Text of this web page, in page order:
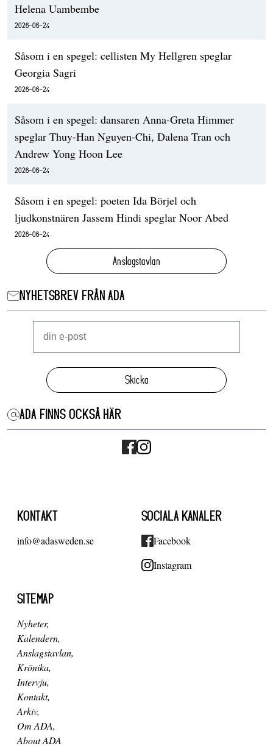
Helena Uambembe
2026-06-24
Såsom i en spegel: cellisten My Hellgren speglar
Georgia Sagri
2026-06-24
Såsom i en spegel: dansaren Anna-Greta Himmer
speglar Thuy-Han Nguyen-Chi, Dalena Tran och
Andrew Yong Hoon Lee
2026-06-24
Såsom i en spegel: poeten Ida Börjel och
ljudkonstnären Jassem Hindi speglar Noor Abed
2026-06-24
Anslagstavlan
NYHETSBREV FRÅN ADA
Skicka
ADA FINNS OCKSÅ HÄR
KONTAKT
info@adasweden.se
SOCIALA KANALER
Facebook
Instagram
SITEMAP
Nyheter
Kalendern
Anslagstavlan
Krönika
Intervju
Kontakt
Arkiv
Om ADA
About ADA